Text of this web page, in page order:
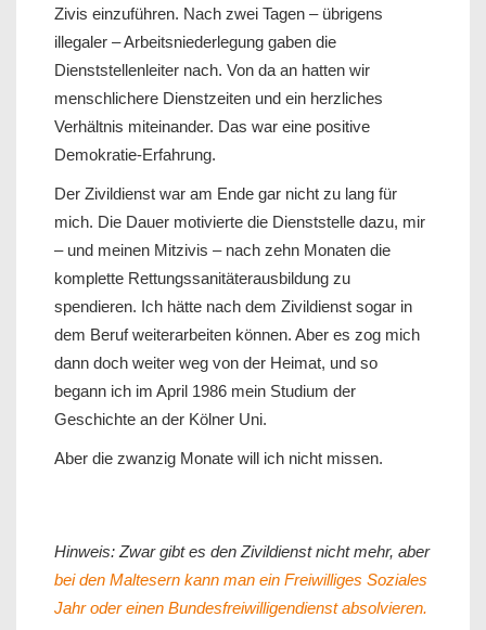
Zivis einzuführen. Nach zwei Tagen – übrigens
illegaler – Arbeitsniederlegung gaben die
Dienststellenleiter nach. Von da an hatten wir
menschlichere Dienstzeiten und ein herzliches
Verhältnis miteinander. Das war eine positive
Demokratie-Erfahrung.
Der Zivildienst war am Ende gar nicht zu lang für
mich. Die Dauer motivierte die Dienststelle dazu, mir
– und meinen Mitzivis – nach zehn Monaten die
komplette Rettungssanitäterausbildung zu
spendieren. Ich hätte nach dem Zivildienst sogar in
dem Beruf weiterarbeiten können. Aber es zog mich
dann doch weiter weg von der Heimat, und so
begann ich im April 1986 mein Studium der
Geschichte an der Kölner Uni.
Aber die zwanzig Monate will ich nicht missen.
Hinweis: Zwar gibt es den Zivildienst nicht mehr, aber
bei den Maltesern kann man ein Freiwilliges Soziales
Jahr oder einen Bundesfreiwilligendienst absolvieren.